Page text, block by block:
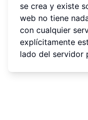
se crea y existe
web no tiene
con cualquier
explícitamente
lado del servidor